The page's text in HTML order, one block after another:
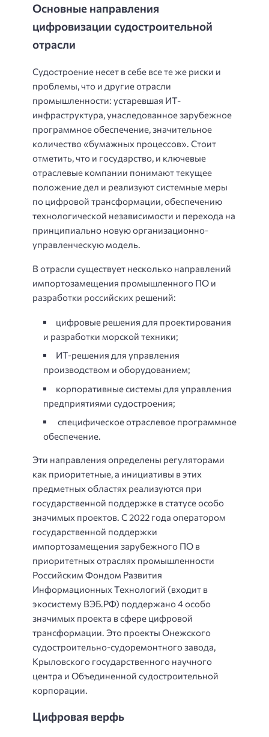
Основные направления
цифровизации судостроительной
отрасли
Судостроение несет в себе все те же риски и
проблемы, что и другие отрасли
промышленности: устаревшая ИТ-
инфраструктура, унаследованное зарубежное
программное обеспечение, значительное
количество «бумажных процессов». Стоит
отметить, что и государство, и ключевые
отраслевые компании понимают текущее
положение дел и реализуют системные меры
по цифровой трансформации, обеспечению
технологической независимости и перехода на
принципиально новую организационно-
управленческую модель.
В отрасли существует несколько направлений
импортозамещения промышленного ПО и
разработки российских решений:
цифровые решения для проектирования
и разработки морской техники;
ИТ-решения для управления
производством и оборудованием;
корпоративные системы для управления
предприятиями судостроения;
специфическое отраслевое программное
обеспечение.
Эти направления определены регуляторами
как приоритетные, а инициативы в этих
предметных областях реализуются при
государственной поддержке в статусе особо
значимых проектов. С 2022 года оператором
государственной поддержки
импортозамещения зарубежного ПО в
приоритетных отраслях промышленности
Российским Фондом Развития
Информационных Технологий (входит в
экосистему ВЭБ.РФ) поддержано 4 особо
значимых проекта в сфере цифровой
трансформации. Это проекты Онежского
судостроительно-судоремонтного завода,
Крыловского государственного научного
центра и Объединенной судостроительной
корпорации.
Цифровая верфь